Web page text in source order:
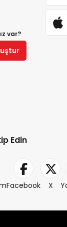
var?
Edin
Facebook X